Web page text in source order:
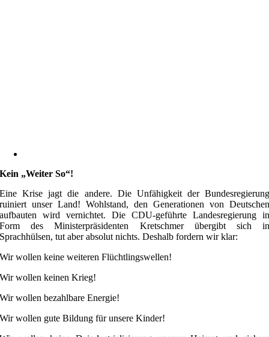
Kein „weiter So“!
Eine Krise jagt die andere. Die Unfähigkeit der Bundesregierung
ruiniert unser Land! Wohlstand, den Generationen von Deutschen
aufbauten wird vernichtet. Die CDU-geführte Landesregierung in
Form des Ministerpräsidenten Kretschmer übergibt sich in
Sprachhülsen, tut aber absolut nichts. Deshalb fordern wir klar:
Wir wollen keine weiteren Flüchtlingswellen!
Wir wollen keinen Krieg!
Wir wollen bezahlbare Energie!
Wir wollen gute Bildung für unsere Kinder!